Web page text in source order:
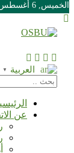
الخميس, 6 أغسطس , 2026
العربية ▼
عن